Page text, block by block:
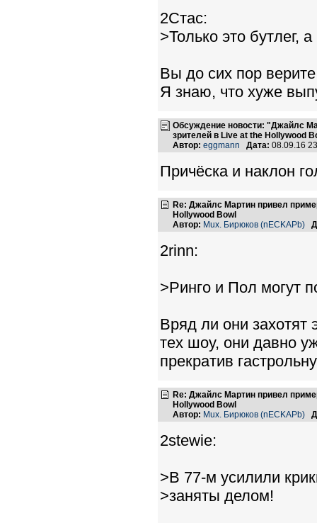
2Стас:
>Только это бутлег,
Вы до сих пор
Я знаю, что хуже
Обсуждение новости: "Джайлс
зрителей в Live at the Hollywood
Автор: eggmann Дата: 08.09.16
Причёска и наклон
Re: Джайлс Мартин привел
Hollywood Bowl
Автор: Mux. Бирюков (nECKAPb)
2rinn:
>Ринго и Пол могут
Вряд ли они захотят
тех шоу, они давно
прекратив
Re: Джайлс Мартин привел
Hollywood Bowl
Автор: Mux. Бирюков (nECKAPb)
2stewie:
>В 77-м усилили
>заняты делом!